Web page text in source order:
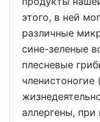
этого, в ней
различные
сине-зеленые
плесневые
членистоногие
аллергены,